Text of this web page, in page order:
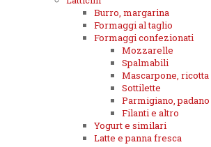
Burro, margarina
Formaggi al taglio
Formaggi confezionati
Mozzarelle
Spalmabili
Mascarpone, ricotta
Sottilette
Parmigiano, padano
Filanti e altro
Yogurt e similari
Latte e panna fresca